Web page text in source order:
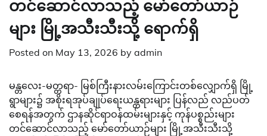
တင်ဆောင်လာသည့် မော်တော်ယာဉ်
များ မြို့အသီးသီးသို့ ရောက်ရှိ
Posted on May 13, 2026 by admin
မန္တလေး-မတ္တရာ- မြစ်ကြီးနားလမ်းကြောင်းတစ်လျှောက်ရှိ မြို့
ရွာများ၌ အစိုးရအုပ်ချုပ်ရေးယန္တရားများ ပြန်လည် လည်ပတ်
စေရန်အတွက် ဌာနဆိုင်ရာဝန်ထမ်းများနှင့် ကုန်ပစ္စည်းများ
တင်ဆောင်လာသည့် မော်တော်ယာဉ်များ မြို့အသီးသီးသို့